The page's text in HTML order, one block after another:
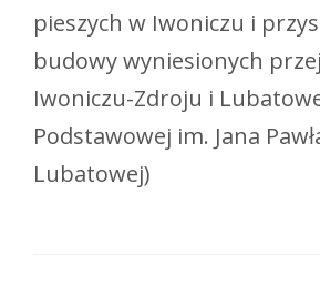
pieszych w Iwoniczu i
budowy wyniesionych
Iwoniczu-Zdroju i
Podstawowej im. Jana
Lubatowej)